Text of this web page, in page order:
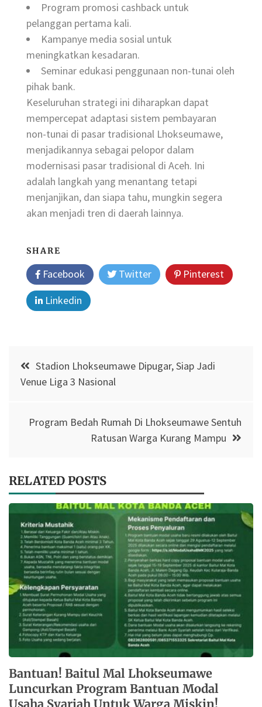
Program promosi cashback untuk
pelanggan pertama kali.
Kampanye media sosial untuk
meningkatkan kesadaran.
Seminar edukasi penggunaan non-tunai oleh
pihak bank.
Keseluruhan strategi ini diharapkan dapat
mempercepat adaptasi sistem pembayaran
non-tunai di pasar tradisional Lhokseumawe,
menjadikannya sebagai pelopor dalam
modernisasi pasar tradisional di Aceh. Ini
adalah langkah yang menantang tetapi
menjanjikan, dan siapa tahu, mungkin segera
akan menjadi tren di daerah lainnya.
SHARE
Facebook Twitter
Pinterest
Linkedin
Post
navigation
Stadion Lhokseumawe Dipugar, Siap Jadi
Venue Liga 3 Nasional
Program Bedah Rumah Di Lhokseumawe Sentuh
Ratusan Warga Kurang Mampu
RELATED POSTS
Bantuan! Baitul Mal Lhokseumawe
Luncurkan Program Bantuan Modal
Usaha Syariah Untuk Warga Miskin!